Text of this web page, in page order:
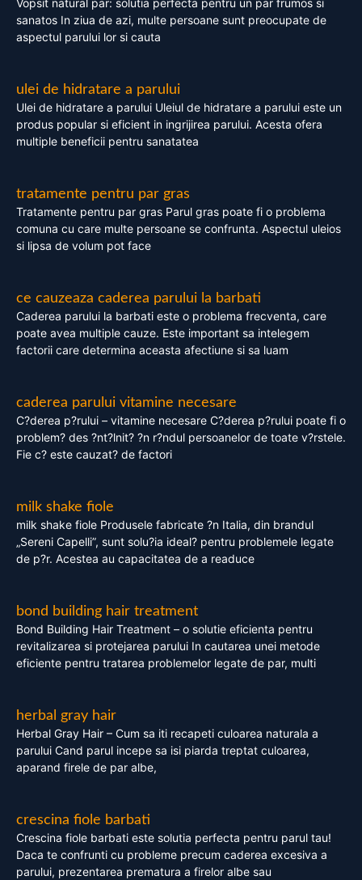
Vopsit natural par: solutia perfecta pentru un par frumos si
sanatos In ziua de azi, multe persoane sunt preocupate de
aspectul parului lor si cauta
ulei de hidratare a parului
Ulei de hidratare a parului Uleiul de hidratare a parului este un
produs popular si eficient in ingrijirea parului. Acesta ofera
multiple beneficii pentru sanatatea
tratamente pentru par gras
Tratamente pentru par gras Parul gras poate fi o problema
comuna cu care multe persoane se confrunta. Aspectul uleios
si lipsa de volum pot face
ce cauzeaza caderea parului la barbati
Caderea parului la barbati este o problema frecventa, care
poate avea multiple cauze. Este important sa intelegem
factorii care determina aceasta afectiune si sa luam
caderea parului vitamine necesare
C?derea p?rului – vitamine necesare C?derea p?rului poate fi o
problem? des ?nt?lnit? ?n r?ndul persoanelor de toate v?rstele.
Fie c? este cauzat? de factori
milk shake fiole
milk shake fiole Produsele fabricate ?n Italia, din brandul
„Sereni Capelli”, sunt solu?ia ideal? pentru problemele legate
de p?r. Acestea au capacitatea de a readuce
bond building hair treatment
Bond Building Hair Treatment – o solutie eficienta pentru
revitalizarea si protejarea parului In cautarea unei metode
eficiente pentru tratarea problemelor legate de par, multi
herbal gray hair
Herbal Gray Hair – Cum sa iti recapeti culoarea naturala a
parului Cand parul incepe sa isi piarda treptat culoarea,
aparand firele de par albe,
crescina fiole barbati
Crescina fiole barbati este solutia perfecta pentru parul tau!
Daca te confrunti cu probleme precum caderea excesiva a
parului, prezentarea prematura a firelor albe sau